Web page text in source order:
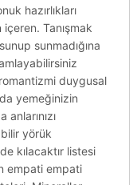
hazırlıkları
Tanışmak
sunmadığına
duygusal
yemeğinizin
anlarınızı
yörük
kılacaktır listesi
empati empati